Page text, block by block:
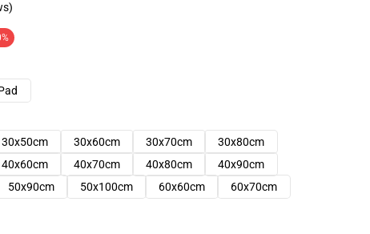
30x50cm 30x60cm 30x70cm
30x80cm
40x60cm 40x70cm 40x80cm
40x90cm
50x90cm 50x100cm 60x60cm
60x70cm